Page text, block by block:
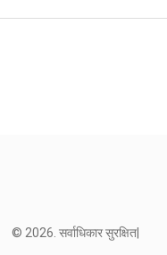
© 2026. सर्वाधिकार सुरक्षित|